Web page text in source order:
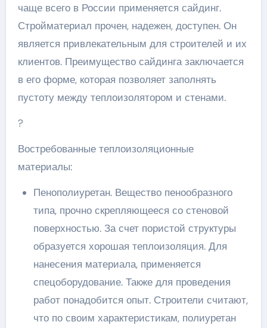
чаще всего в России применяется сайдинг.
Стройматериал прочен, надежен, доступен. Он
является привлекательным для строителей и их
клиентов. Преимущество сайдинга заключается
в его форме, которая позволяет заполнять
пустоту между теплоизолятором и стенами.
?
Востребованные теплоизоляционные
материалы:
Пенополиуретан. Вещество пенообразного
типа, прочно скрепляющееся со стеновой
поверхностью. За счет пористой структуры
образуется хорошая теплоизоляция. Для
нанесения материала, применяется
спецоборудование. Также для проведения
работ понадобится опыт. Строители считают,
что по своим характеристикам, полиуретан